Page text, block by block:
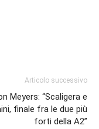
Articolo successivo
Meyers: “Scaligera e
finale fra le due più
forti della A2”